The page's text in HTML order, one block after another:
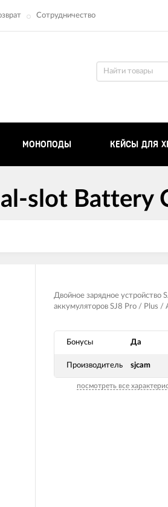
Сотрудничество
МОНОПОДЫ КЕЙСЫ ДЛЯ
slot Battery
Двойное зарядное устройство
аккумуляторов SJ8 Pro / Plus /
Бонусы Да
Производитель sjcam
посмотреть все